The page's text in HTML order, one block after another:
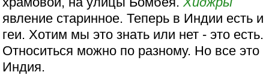
явление старинное. Теперь в Индии есть и
геи. Хотим мы это знать или нет - это есть.
Относиться можно по разному. Но все это
Индия.